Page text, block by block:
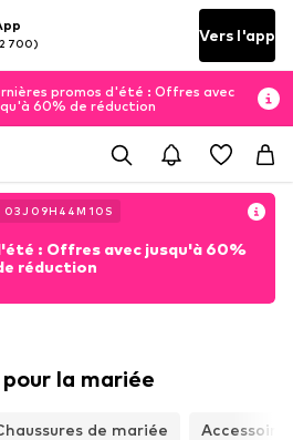
700) Vers l'app
promos d'été : Offres avec
60% de réduction
03J 09H 44M 08 S
: Offres avec jusqu'à 60%
réduction
la mariée
de mariée Accessoires